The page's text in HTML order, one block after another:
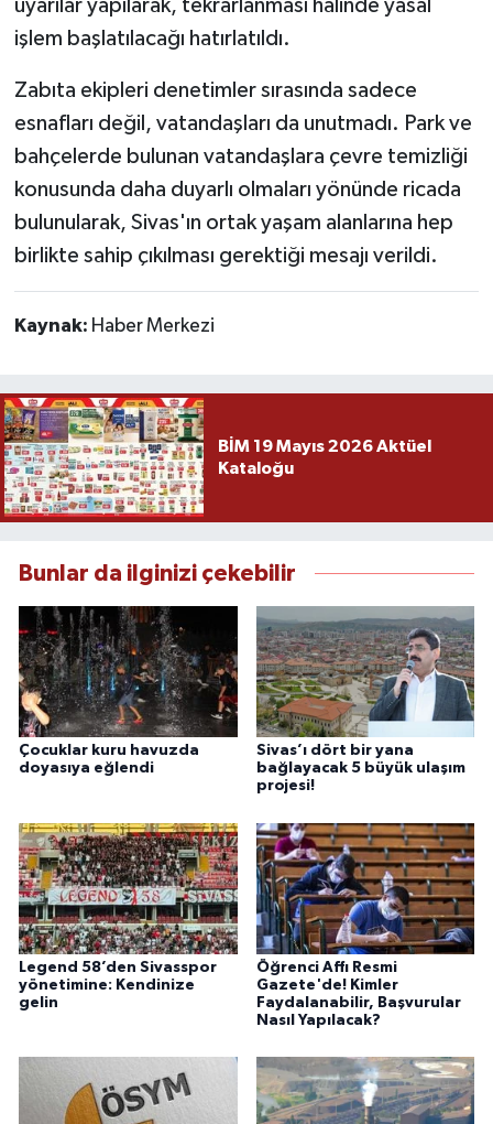
uyarılar yapılarak, tekrarlanması halinde yasal
işlem başlatılacağı hatırlatıldı.
Zabıta ekipleri denetimler sırasında sadece
esnafları değil, vatandaşları da unutmadı. Park ve
bahçelerde bulunan vatandaşlara çevre temizliği
konusunda daha duyarlı olmaları yönünde ricada
bulunularak, Sivas'ın ortak yaşam alanlarına hep
birlikte sahip çıkılması gerektiği mesajı verildi.
Kaynak: Haber Merkezi
BİM 19 Mayıs 2026 Aktüel
Kataloğu
Bunlar da ilginizi çekebilir
Çocuklar kuru havuzda
doyasıya eğlendi
Sivas’ı dört bir yana
bağlayacak 5 büyük ulaşım
projesi!
Legend 58’den Sivasspor
yönetimine: Kendinize
gelin
Öğrenci Affı Resmi
Gazete'de! Kimler
Faydalanabilir, Başvurular
Nasıl Yapılacak?